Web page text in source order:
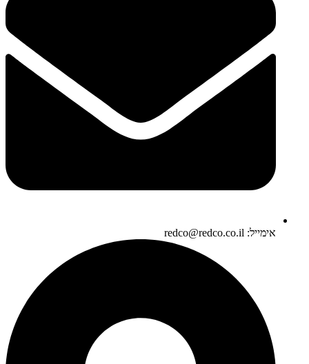
אימייל: redco@redco.co.il